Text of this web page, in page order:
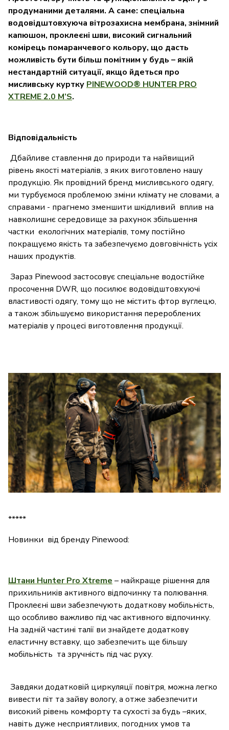
продуманими деталями. А саме: спеціальна
водовідштовхуюча вітрозахисна мембрана, знімний
капюшон, проклеєні шви, високий сигнальний
комірець помаранчевого кольору, що дасть
можливість бути більш помітним у будь – якій
нестандартній ситуації, якщо йдеться про
мисливську куртку PINEWOOD® HUNTER PRO
XTREME 2.0 M’S.
Відповідальність
Дбайливе ставлення до природи та найвищий
рівень якості матеріалів, з яких виготовлено нашу
продукцію. Як провідний бренд мисливського одягу,
ми турбуємося проблемою зміни клімату не словами, а
справами - прагнемо зменшити шкідливий вплив на
навколишнє середовище за рахунок збільшення
частки екологічних матеріалів, тому постійно
покращуємо якість та забезпечуємо довговічність усіх
наших продуктів.
Зараз Pinewood застосовує спеціальне водостійке
просочення DWR, що посилює водовідштовхуючі
властивості одягу, тому що не містить фтор вуглецю,
а також збільшуємо використання перероблених
матеріалів у процесі виготовлення продукції.
*****
Новинки від бренду Pinewood:
Штани Hunter Pro Xtreme – найкраще рішення для
прихильників активного відпочинку та полювання.
Проклеєні шви забезпечують додаткову мобільність,
що особливо важливо під час активного відпочинку.
На задній частині талії ви знайдете додаткову
еластичну вставку, що забезпечить ще більшу
мобільність та зручність під час руху.
Завдяки додатковій циркуляції повітря, можна легко
вивести піт та зайву вологу, а отже забезпечити
високий рівень комфорту та сухості за будь –яких,
навіть дуже несприятливих, погодних умов та